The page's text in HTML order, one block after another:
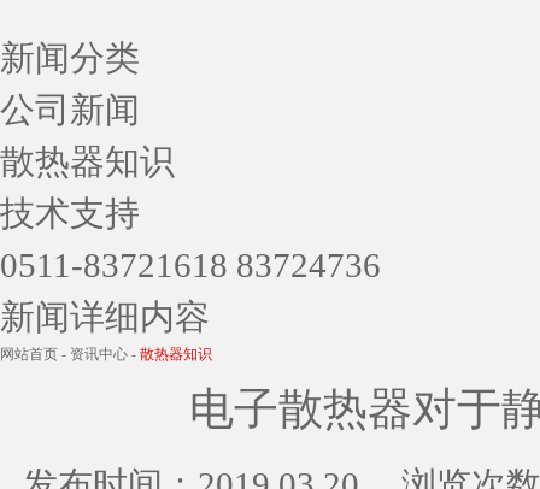
新闻分类
公司新闻
散热器知识
技术支持
0511-83721618 83724736
新闻详细内容
网站首页 - 资讯中心 - 散热器知识
电子散热器对于